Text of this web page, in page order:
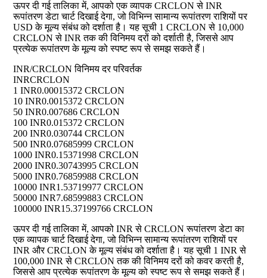
ऊपर दी गई तालिका में, आपको एक व्यापक CRCLON से INR
रूपांतरण डेटा चार्ट दिखाई देगा, जो विभिन्न सामान्य रूपांतरण राशियों पर
USD के मूल्य संबंध को दर्शाता है। यह सूची 1 CRCLON से 10,000
CRCLON से INR तक की विनिमय दरों को दर्शाती है, जिससे आप
प्रत्येक रूपांतरण के मूल्य को स्पष्ट रूप से समझ सकते हैं।
INR/CRCLON विनिमय दर परिवर्तक
INRCRCLON
1 INR0.00015372 CRCLON
10 INR0.0015372 CRCLON
50 INR0.007686 CRCLON
100 INR0.015372 CRCLON
200 INR0.030744 CRCLON
500 INR0.07685999 CRCLON
1000 INR0.15371998 CRCLON
2000 INR0.30743995 CRCLON
5000 INR0.76859988 CRCLON
10000 INR1.53719977 CRCLON
50000 INR7.68599883 CRCLON
100000 INR15.37199766 CRCLON
ऊपर दी गई तालिका में, आपको INR से CRCLON रूपांतरण डेटा का
एक व्यापक चार्ट दिखाई देगा, जो विभिन्न सामान्य रूपांतरण राशियों पर
INR और CRCLON के मूल्य संबंध को दर्शाता है। यह सूची 1 INR से
100,000 INR से CRCLON तक की विनिमय दरों को कवर करती है,
जिससे आप प्रत्येक रूपांतरण के मूल्य को स्पष्ट रूप से समझ सकते हैं।